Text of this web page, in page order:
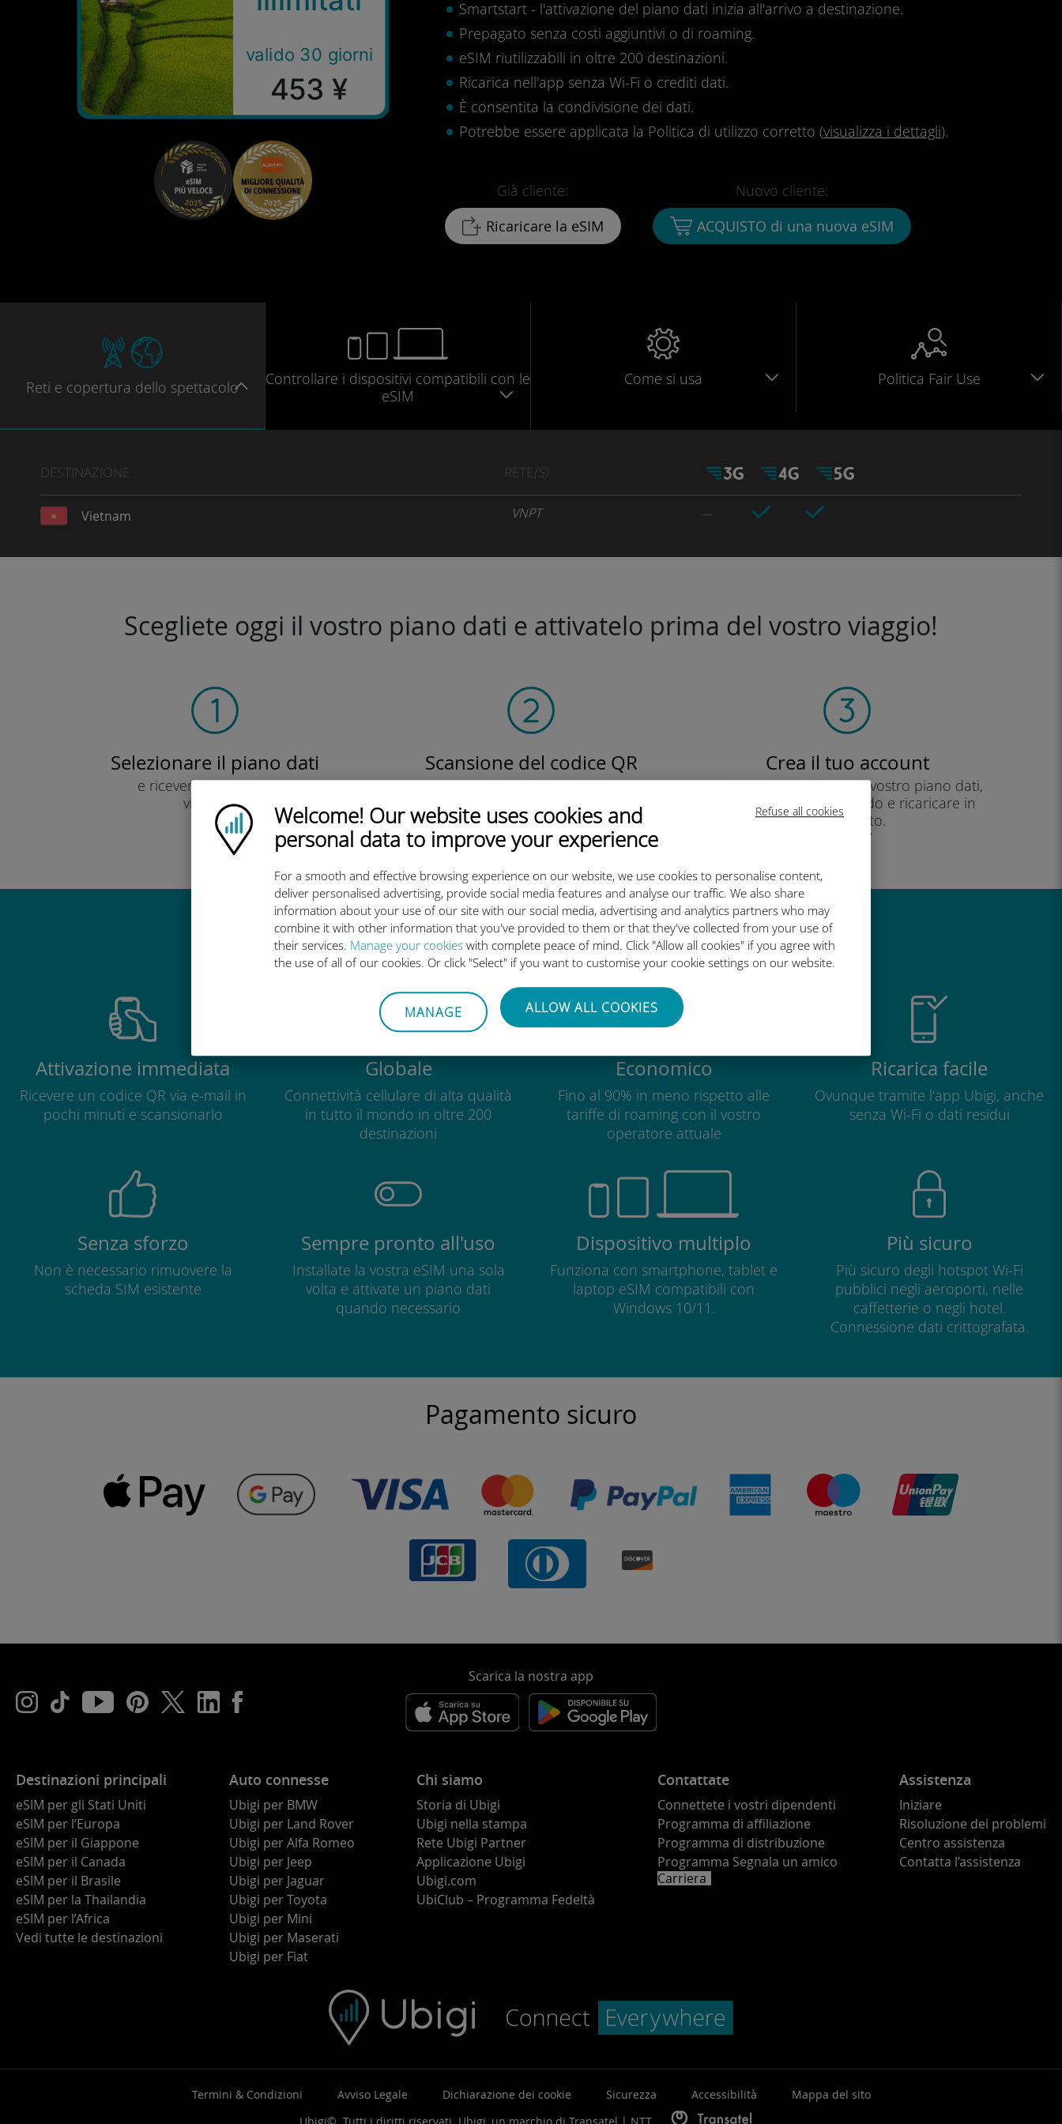
Refuse all cookies
Ubigi logo
Welcome! Our website uses cookies and
personal data to improve your experience
For a smooth and effective browsing experience on our website, we use cookies to personalise content,
deliver personalised advertising, provide social media features and analyse our traffic. We also share
information about your use of our site with our social media, advertising and analytics partners who may
combine it with other information that you've provided to them or that they've collected from your use of
their services. Manage your cookies with complete peace of mind. Click "Allow all cookies" if you agree with
the use of all of our cookies. Or click "Select" if you want to customise your cookie settings on our website.
MANAGE ALLOW ALL COOKIES
valido 30 giorni
453 ¥
Smartstart - l'attivazione del piano dati inizia all'arrivo a destinazione.
Prepagato senza costi aggiuntivi o di roaming.
eSIM riutilizzabili in oltre 200 destinazioni.
Ricarica nell'app senza Wi-Fi o crediti dati.
È consentita la condivisione dei dati.
Potrebbe essere applicata la Politica di utilizzo corretto (visualizza i dettagli).
Già cliente:
Ricaricare la eSIM
Nuovo cliente:
ACQUISTO di una nuova eSIM
Reti e copertura dello spettacolo Controllare i dispositivi compatibili con le
eSIM
Come si usa Politica Fair Use
DESTINAZIONE RETE(S)
Vietnam VNPT
Scegliete oggi il vostro piano dati e attivatelo prima del vostro viaggio!
Selezionare il piano dati
e ricevere un codice QR
via e-mail.
Veloce!
Scansione del codice QR
per attivare il piano dati e
installare la eSIM Ubigi.
Semplice!
Crea il tuo account
per iniziare a utilizzare il vostro piano dati,
controllare il vostro saldo e ricaricare in
movimento.
Godere!
Perché la eSIM internazionale di Ubigi è così grande
Attivazione immediata
Ricevere un codice QR via e-mail in
pochi minuti e scansionarlo
Globale
Connettività cellulare di alta qualità
in tutto il mondo in oltre 200
destinazioni
Economico
Fino al 90% in meno rispetto alle
tariffe di roaming con il vostro
operatore attuale
Ricarica facile
Ovunque tramite l'app Ubigi, anche
senza Wi-Fi o dati residui
Senza sforzo
Non è necessario rimuovere la
scheda SIM esistente
Sempre pronto all'uso
Installate la vostra eSIM una sola
volta e attivate un piano dati
quando necessario
Dispositivo multiplo
Funziona con smartphone, tablet e
laptop eSIM compatibili con
Windows 10/11.
Più sicuro
Più sicuro degli hotspot Wi-Fi
pubblici negli aeroporti, nelle
caffetterie o negli hotel.
Connessione dati crittografata.
Pagamento sicuro
Scarica la nostra app
Destinazioni principali
eSIM per gli Stati Uniti
eSIM per l’Europa
eSIM per il Giappone
eSIM per il Canada
eSIM per il Brasile
eSIM per la Thailandia
eSIM per l’Africa
Vedi tutte le destinazioni
Auto connesse
Ubigi per BMW
Ubigi per Land Rover
Ubigi per Alfa Romeo
Ubigi per Jeep
Ubigi per Jaguar
Ubigi per Toyota
Ubigi per Mini
Ubigi per Maserati
Ubigi per Fiat
Chi siamo
Storia di Ubigi
Ubigi nella stampa
Rete Ubigi Partner
Applicazione Ubigi
Ubigi.com
UbiClub – Programma Fedeltà
Contattate
Connettete i vostri dipendenti
Programma di affiliazione
Programma di distribuzione
Programma Segnala un amico
Carriera
Assistenza
Iniziare
Risoluzione dei problemi
Centro assistenza
Contatta l’assistenza
Termini & Condizioni Avviso Legale Dichiarazione dei cookie Sicurezza Accessibilità
Mappa del sito